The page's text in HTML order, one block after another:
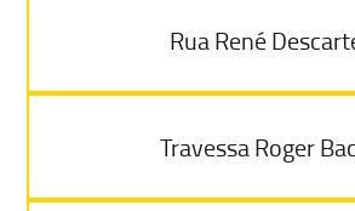
Rua René
Travessa Roger